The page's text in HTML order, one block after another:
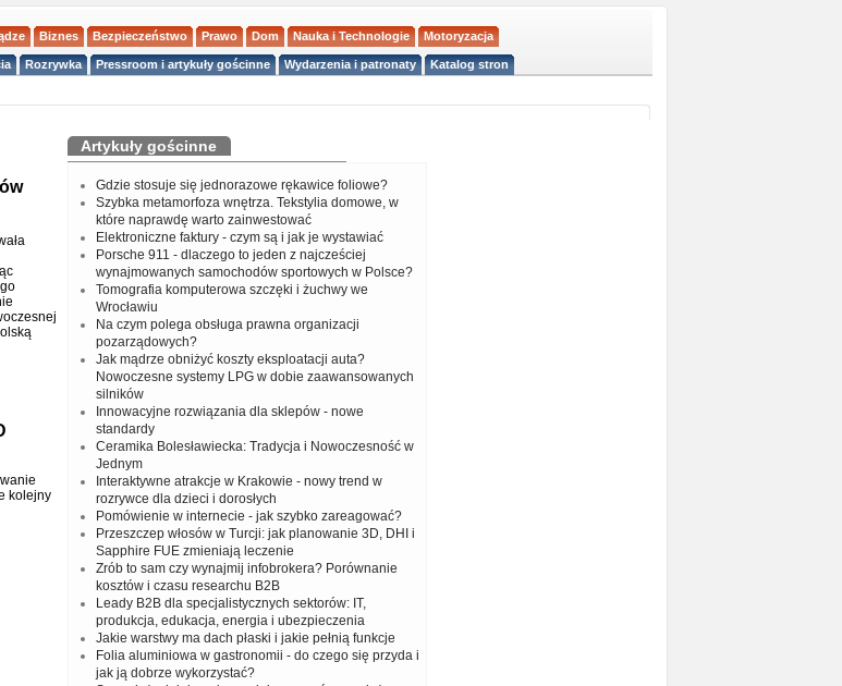
Biznes Bezpieczeństwo Prawo Dom Nauka i Technologie Motoryzacja
Rozrywka Pressroom i artykuły gościnne Wydarzenia i patronaty Katalog stron
kolejny
Artykuły gościnne
Gdzie stosuje się jednorazowe rękawice foliowe?
Szybka metamorfoza wnętrza. Tekstylia domowe, w
które naprawdę warto zainwestować
Elektroniczne faktury - czym są i jak je wystawiać
Porsche 911 - dlaczego to jeden z najcześciej
wynajmowanych samochodów sportowych w Polsce?
Tomografia komputerowa szczęki i żuchwy we
Wrocławiu
Na czym polega obsługa prawna organizacji
pozarządowych?
Jak mądrze obniżyć koszty eksploatacji auta?
Nowoczesne systemy LPG w dobie zaawansowanych
silników
Innowacyjne rozwiązania dla sklepów - nowe
standardy
Ceramika Bolesławiecka: Tradycja i Nowoczesność w
Jednym
Interaktywne atrakcje w Krakowie - nowy trend w
rozrywce dla dzieci i dorosłych
Pomówienie w internecie - jak szybko zareagować?
Przeszczep włosów w Turcji: jak planowanie 3D, DHI i
Sapphire FUE zmieniają leczenie
Zrób to sam czy wynajmij infobrokera? Porównanie
kosztów i czasu researchu B2B
Leady B2B dla specjalistycznych sektorów: IT,
produkcja, edukacja, energia i ubezpieczenia
Jakie warstwy ma dach płaski i jakie pełnią funkcje
Folia aluminiowa w gastronomii - do czego się przyda i
jak ją dobrze wykorzystać?